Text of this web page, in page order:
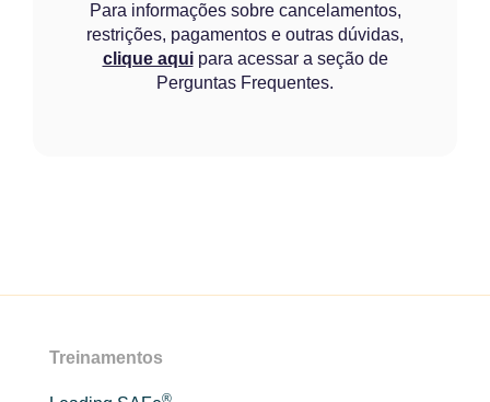
Para informações sobre cancelamentos,
restrições, pagamentos e outras dúvidas,
clique aquipara acessar a seção de
Perguntas Frequentes.
Treinamentos
®